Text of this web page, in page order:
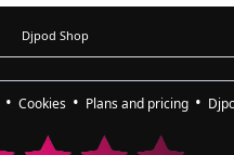
Djpod Shop
Cookies Plans and pricing